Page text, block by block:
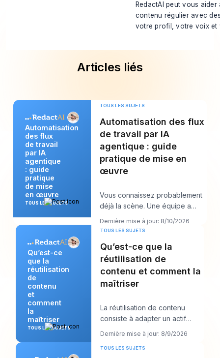
RedactAI peut vous aider
contenu régulier avec
votre profil, votre voix et
Articles liés
Automatisation
des flux
de travail
par IA
agentique
: guide
pratique
de mise
en œuvre
TOUS LES SUJETS
TOUS LES SUJETS
Automatisation des flux
de travail par IA
agentique : guide
pratique de mise en
œuvre
Vous connaissez probablement
déjà la scène. Une équipe a
besoin qu’un rapport soit mis à
jour, que d
Dernière mise à jour: 8/10/2026
Qu’est-ce
que la
réutilisation
de
contenu
et
comment
la
maîtriser
TOUS LES SUJETS
TOUS LES SUJETS
Qu’est-ce que la
réutilisation de
contenu et comment la
maîtriser
La réutilisation de contenu
consiste à adapter un actif
existant en plusieurs formats ou
Dernière mise à jour: 8/9/2026
TOUS LES SUJETS